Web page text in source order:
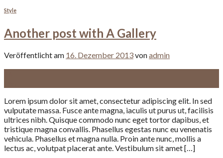
Style
Another post with A Gallery
Veröffentlicht am 16. Dezember 2013vonadmin
Lorem ipsum dolor sit amet, consectetur adipiscing elit. In sed
vulputate massa. Fusce ante magna, iaculis ut purus ut, facilisis
ultrices nibh. Quisque commodo nunc eget tortor dapibus, et
tristique magna convallis. Phasellus egestas nunc eu venenatis
vehicula. Phasellus et magna nulla. Proin ante nunc, mollis a
lectus ac, volutpat placerat ante. Vestibulum sit amet […]